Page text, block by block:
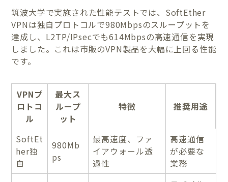
筑波大学で実施された性能テストでは、SoftEther
VPNは独自プロトコルで980Mbpsのスループットを
達成し、L2TP/IPsecでも614Mbpsの高速通信を実現
しました。これは市販のVPN製品を大幅に上回る性能
です。
VPNプ
ロトコ
ル
最大ス
ループ
ット
特徴 推奨用途
SoftEt
her独
自
980Mb
ps
最高速度、ファ
イアウォール透
過性
高速通信
が必要な
業務